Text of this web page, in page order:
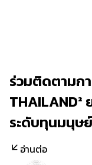
ร่วมติดตามก
THAILAND²
ระดับทุนมนุษย์
อ่านต่อ